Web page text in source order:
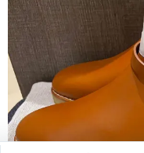
10600.00
26600.00 60% خصم